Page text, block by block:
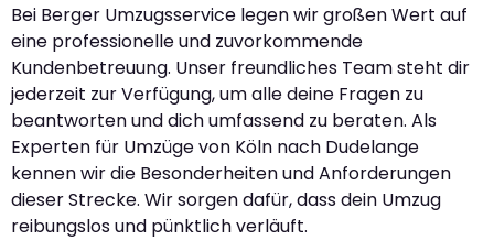
Bei Berger Umzugsservice legen wir großen Wert auf
eine professionelle und zuvorkommende
Kundenbetreuung. Unser freundliches Team steht dir
jederzeit zur Verfügung, um alle deine Fragen zu
beantworten und dich umfassend zu beraten. Als
Experten für Umzüge von Köln nach Dudelange
kennen wir die Besonderheiten und Anforderungen
dieser Strecke. Wir sorgen dafür, dass dein Umzug
reibungslos und pünktlich verläuft.